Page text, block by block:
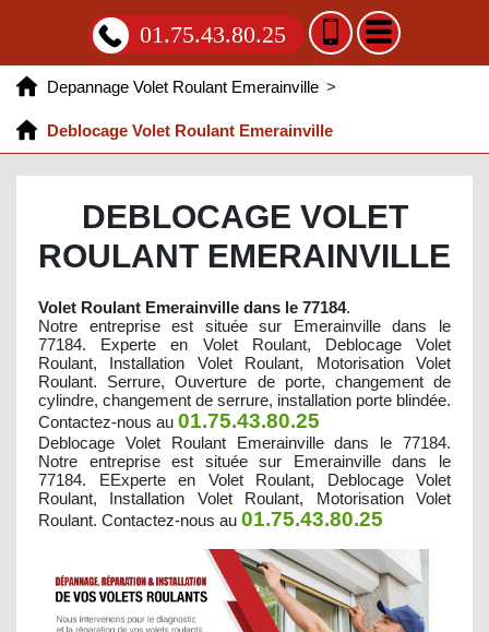
01.75.43.80.25
Depannage Volet Roulant Emerainville >
Deblocage Volet Roulant Emerainville
DEBLOCAGE VOLET
ROULANT EMERAINVILLE
Volet Roulant Emerainville dans le 77184.
Notre entreprise est située sur Emerainville dans le
77184. Experte en Volet Roulant, Deblocage Volet
Roulant, Installation Volet Roulant, Motorisation Volet
Roulant. Serrure, Ouverture de porte, changement de
cylindre, changement de serrure, installation porte blindée.
Contactez-nous au 01.75.43.80.25
Deblocage Volet Roulant Emerainville dans le 77184.
Notre entreprise est située sur Emerainville dans le
77184. EExperte en Volet Roulant, Deblocage Volet
Roulant, Installation Volet Roulant, Motorisation Volet
Roulant. Contactez-nous au 01.75.43.80.25